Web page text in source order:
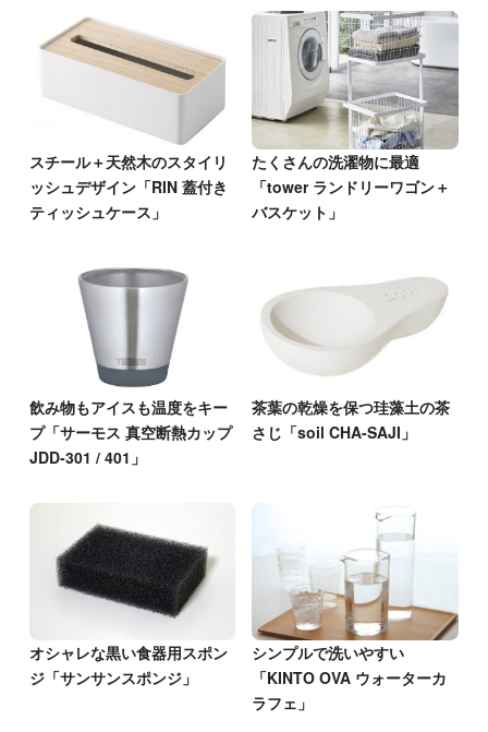
スチール＋天然木のスタイリ
ッシュデザイン「RIN 蓋付き
ティッシュケース」
たくさんの洗濯物に最適
「tower ランドリーワゴン＋
バスケット」
飲み物もアイスも温度をキー
プ「サーモス 真空断熱カップ
JDD-301 / 401」
茶葉の乾燥を保つ珪藻土の茶
さじ「soil CHA-SAJI」
オシャレな黒い食器用スポン
ジ「サンサンスポンジ」
シンプルで洗いやすい
「KINTO OVA ウォーターカ
ラフェ」